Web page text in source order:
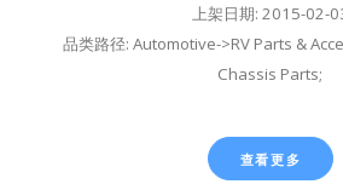
上架日期: 2015-02-
品类路径: Automotive->RV Parts &
Chassis Parts;
查看更多